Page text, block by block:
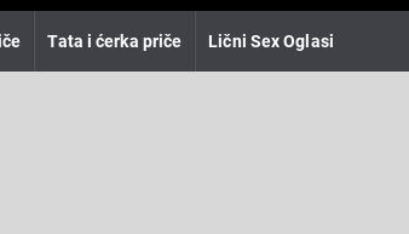
Tata i ćerka priče Lični Sex Oglasi